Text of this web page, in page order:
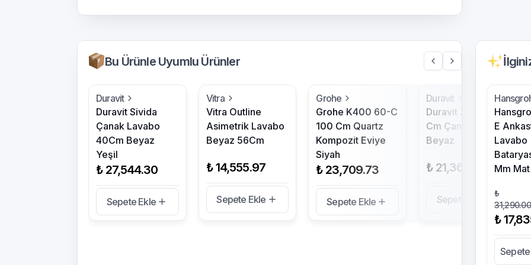
Bu Ürünle Uyumlu Ürünler
Duravit
Duravit Sivida
Çanak Lavabo
40Cm Beyaz
Yeşil
₺ 27,544.30
Sepete Ekle
Vitra
Vitra Outline
Asimetrik Lavabo
Beyaz 56Cm
₺ 14,555.97
Sepete Ekle
Grohe
Grohe K400 60-C
100 Cm Quartz
Kompozit Eviye
Siyah
₺ 23,709.73
Sepete Ekle
Duravit
Duravit Zencha 55
Cm Çanak Lavabo
Beyaz
₺ 21,364.00
Sepete Ekle
E
Lavabo
Mm
₺
31,290.00
₺